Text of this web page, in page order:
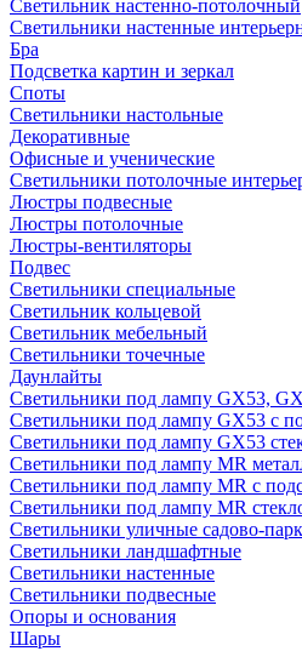
Светильник настенно-потолочный
Светильники настенные
Бра
Подсветка картин и зеркал
Споты
Светильники настольные
Декоративные
Офисные и ученические
Светильники потолочные
Люстры подвесные
Люстры потолочные
Люстры-вентиляторы
Подвес
Светильники специальные
Светильник кольцевой
Светильник мебельный
Светильники точечные
Даунлайты
Светильники под лампу GX53,
Светильники под лампу GX53 с
Светильники под лампу GX53
Светильники под лампу MR
Светильники под лампу MR с
Светильники под лампу MR
Светильники уличные садово-
Светильники ландшафтные
Светильники настенные
Светильники подвесные
Опоры и основания
Шары